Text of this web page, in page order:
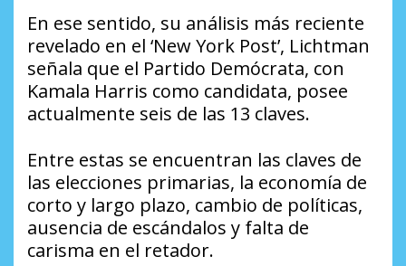
En ese sentido, su análisis más reciente
revelado en el ‘New York Post’, Lichtman
señala que el Partido Demócrata, con
Kamala Harris como candidata, posee
actualmente seis de las 13 claves.
Entre estas se encuentran las claves de
las elecciones primarias, la economía de
corto y largo plazo, cambio de políticas,
ausencia de escándalos y falta de
carisma en el retador.